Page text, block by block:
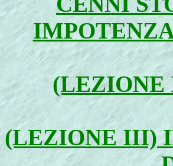
(LEZIONE
(LEZIONE III)